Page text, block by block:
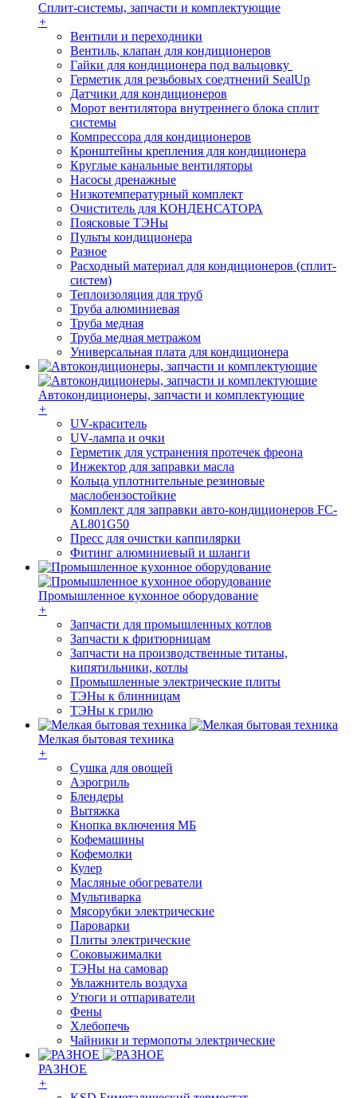
Сплит-системы, запчасти и комплектующие
+
Вентили и переходники
Вентиль, клапан для кондиционеров
Гайки для кондиционера под вальцовку
Герметик для резьбовых соедтнений SealUp
Датчики для кондиционеров
Морот вентилятора внутреннего блока сплит
системы
Компрессора для кондиционеров
Кронштейны крепления для кондиционера
Круглые канальные вентиляторы
Насосы дренажные
Низкотемпературный комплект
Очиститель для КОНДЕНСАТОРА
Поясковые ТЭНы
Пульты кондиционера
Разное
Расходный материал для кондиционеров (сплит-
систем)
Теплоизоляция для труб
Труба алюминиевая
Труба медная
Труба медная метражом
Универсальная плата для кондиционера
Автокондиционеры, запчасти и комплектующие
+
UV-краситель
UV-лампа и очки
Герметик для устранения протечек фреона
Инжектор для заправки масла
Кольца уплотнительные резиновые
маслобензостойкие
Комплект для заправки авто-кондиционеров FC-
AL801G50
Пресс для очистки каппилярки
Фитинг алюминиевый и шланги
Промышленное кухонное оборудование
+
Запчасти для промышленных котлов
Запчасти к фритюрницам
Запчасти на производственные титаны,
кипятильники, котлы
Промышленные электрические плиты
ТЭНы к блинницам
ТЭНы к грилю
Мелкая бытовая техника
+
Cушка для овощей
Аэрогриль
Блендеры
Вытяжка
Кнопка включения МБ
Кофемашины
Кофемолки
Кулер
Масляные обогреватели
Мультиварка
Мясорубки электрические
Пароварки
Плиты электрические
Соковыжималки
ТЭНы на самовар
Увлажнитель воздуха
Утюги и отпариватели
Фены
Хлебопечь
Чайники и термопоты электрические
РАЗНОЕ
+